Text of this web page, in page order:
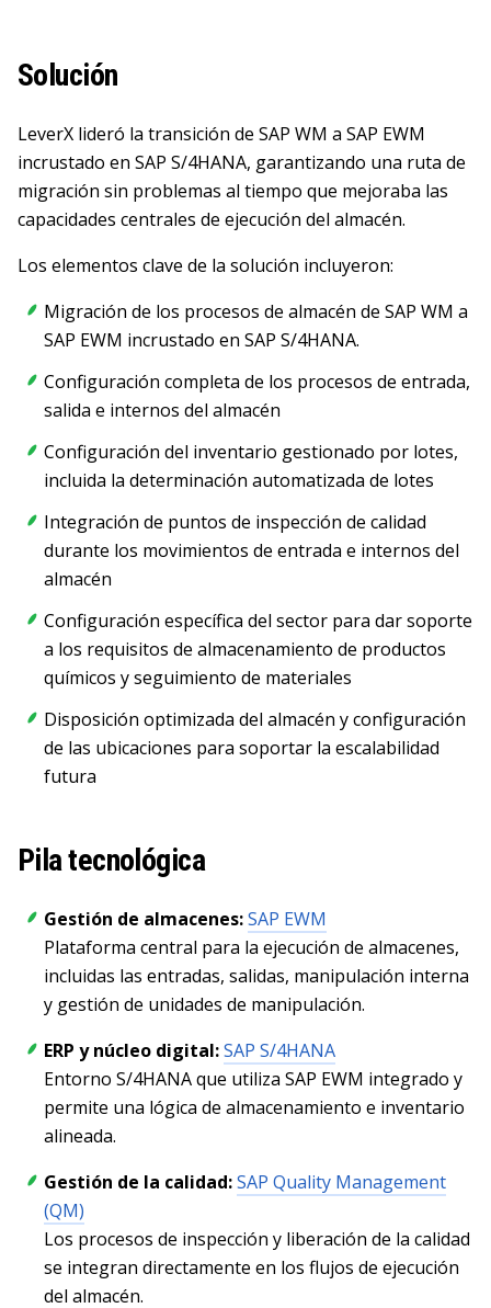
Solución
LeverX lideró la transición de SAP WM a SAP EWM
incrustado en SAP S/4HANA, garantizando una ruta de
migración sin problemas al tiempo que mejoraba las
capacidades centrales de ejecución del almacén.
Los elementos clave de la solución incluyeron:
Migración de los procesos de almacén de SAP WM a
SAP EWM incrustado en SAP S/4HANA.
Configuración completa de los procesos de entrada,
salida e internos del almacén
Configuración del inventario gestionado por lotes,
incluida la determinación automatizada de lotes
Integración de puntos de inspección de calidad
durante los movimientos de entrada e internos del
almacén
Configuración específica del sector para dar soporte
a los requisitos de almacenamiento de productos
químicos y seguimiento de materiales
Disposición optimizada del almacén y configuración
de las ubicaciones para soportar la escalabilidad
futura
Pila tecnológica
Gestión de almacenes:SAP EWM
Plataforma central para la ejecución de almacenes,
incluidas las entradas, salidas, manipulación interna
y gestión de unidades de manipulación.
ERP y núcleo digital:SAP S/4HANA
Entorno S/4HANA que utiliza SAP EWM integrado y
permite una lógica de almacenamiento e inventario
alineada.
Gestión de la calidad:SAP Quality Management
(QM)
Los procesos de inspección y liberación de la calidad
se integran directamente en los flujos de ejecución
del almacén.